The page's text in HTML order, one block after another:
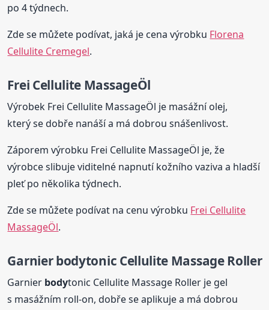
po 4 týdnech.
Zde se můžete podívat, jaká je cena výrobku Florena
Cellulite Cremegel.
Frei Cellulite MassageÖl
Výrobek Frei Cellulite MassageÖl je masážní olej,
který se dobře nanáší a má dobrou snášenlivost.
Záporem výrobku Frei Cellulite MassageÖl je, že
výrobce slibuje viditelné napnutí kožního vaziva a hladší
pleť po několika týdnech.
Zde se můžete podívat na cenu výrobku Frei Cellulite
MassageÖl.
Garnierbodytonic Cellulite Massage Roller
Garnier bodytonic Cellulite Massage Roller je gel
s masážním roll-on, dobře se aplikuje a má dobrou